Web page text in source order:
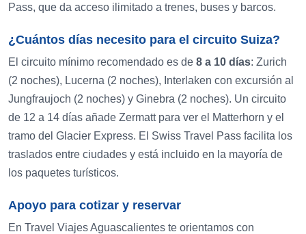
Pass, que da acceso ilimitado a trenes, buses y barcos.
¿Cuántos días necesito para el circuito Suiza?
El circuito mínimo recomendado es de 8 a 10 días: Zurich
(2 noches), Lucerna (2 noches), Interlaken con excursión al
Jungfraujoch (2 noches) y Ginebra (2 noches). Un circuito
de 12 a 14 días añade Zermatt para ver el Matterhorn y el
tramo del Glacier Express. El Swiss Travel Pass facilita los
traslados entre ciudades y está incluido en la mayoría de
los paquetes turísticos.
Apoyo para cotizar y reservar
En Travel Viajes Aguascalientes te orientamos con